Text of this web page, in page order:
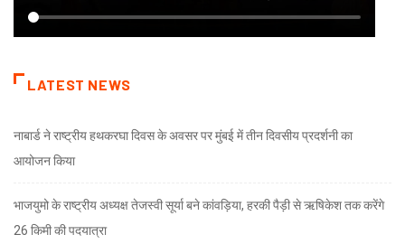
LATEST NEWS
नाबार्ड ने राष्ट्रीय हथकरघा दिवस के अवसर पर मुंबई में तीन दिवसीय प्रदर्शनी का
आयोजन किया
भाजयुमो के राष्ट्रीय अध्यक्ष तेजस्वी सूर्या बने कांवड़िया, हरकी पैड़ी से ऋषिकेश तक करेंगे
26 किमी की पदयात्रा